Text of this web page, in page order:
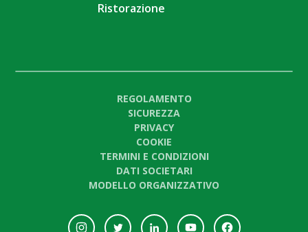
Ristorazione
REGOLAMENTO
SICUREZZA
PRIVACY
COOKIE
TERMINI E CONDIZIONI
DATI SOCIETARI
MODELLO ORGANIZZATIVO